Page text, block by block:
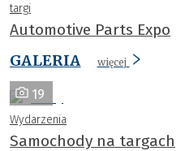
targi
Automotive Parts Expo
GALERIA
więcej
19
Wydarzenia
Samochody na targach